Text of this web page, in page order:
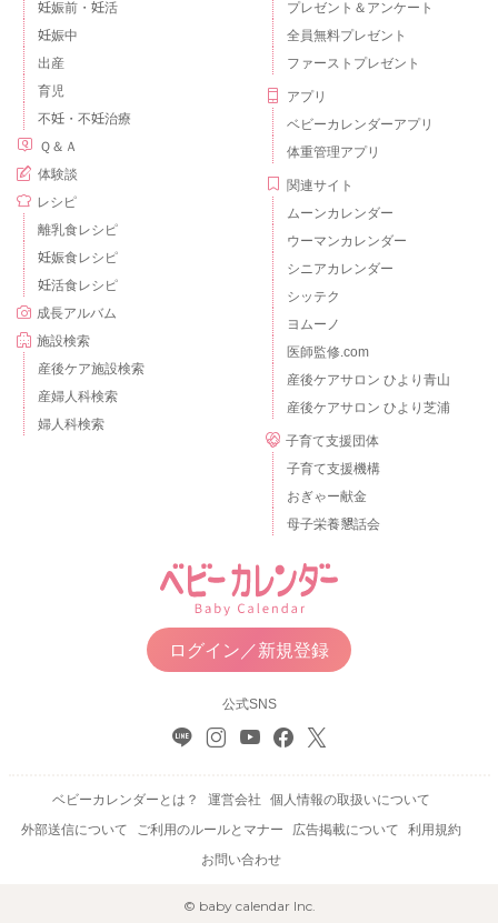
妊娠前・妊活
妊娠中
出産
育児
不妊・不妊治療
Ｑ＆Ａ
体験談
レシピ
離乳食レシピ
妊娠食レシピ
妊活食レシピ
成長アルバム
施設検索
産後ケア施設検索
産婦人科検索
婦人科検索
プレゼント＆アンケート
全員無料プレゼント
ファーストプレゼント
アプリ
ベビーカレンダーアプリ
体重管理アプリ
関連サイト
ムーンカレンダー
ウーマンカレンダー
シニアカレンダー
シッテク
ヨムーノ
医師監修.com
産後ケアサロン ひより青山
産後ケアサロン ひより芝浦
子育て支援団体
子育て支援機構
おぎゃー献金
母子栄養懇話会
ログイン／新規登録
公式SNS
ベビーカレンダーとは？ 運営会社
個人情報の取扱いについて
外部送信について
ご利用のルールとマナー 広告掲載について
利用規約
お問い合わせ
© baby calendar Inc.